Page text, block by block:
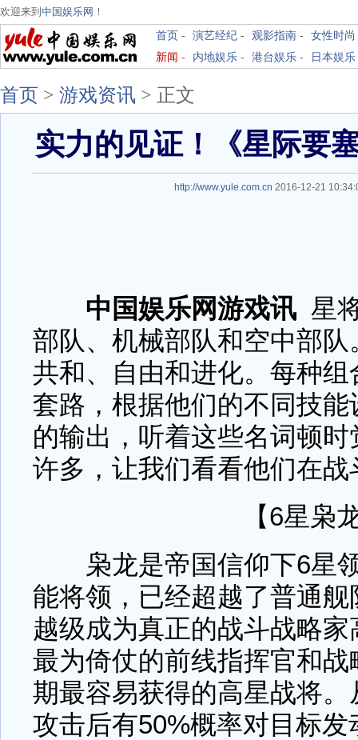
欢迎来到 中国娱乐网 ！
首页 - 演艺经纪 - 观影指南 - 女性时尚
新闻 - 内地娱乐 - 港台娱乐 - 日本娱乐
首页 > 游戏资讯 > 正文
实力的见证！《星际要
http://www.yule.com.cn 2016-12-21
中国娱乐网游戏讯 星
部队、机械部队和空中部
共和、自由和进化。每种
套路，根据他们的不同技
的输出，听着这些名词顿
许多，让我们看看他们在
【6星枭
枭龙是帝国信仰下6星领
能将领，已经超越了普通
越级成为真正的战斗战略
最为倚仗的前线指挥官和
期最容易获得的高星战将
攻击后有50%概率对目标